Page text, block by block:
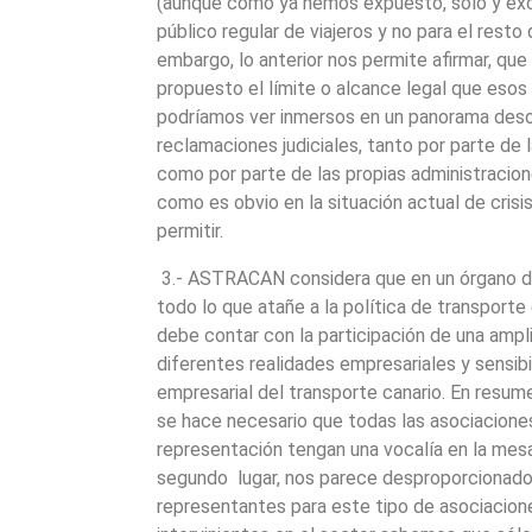
público regular de viajeros y no para el
embargo, lo anterior nos permite afirmar,
propuesto el límite o alcance legal que
podríamos ver inmersos en un panorama
reclamaciones judiciales, tanto por parte de
como por parte de las propias
como es obvio en la situación actual de
permitir.
3.- ASTRACAN considera que en un
todo lo que atañe a la política de transporte
debe contar con la participación de una
diferentes realidades empresariales y
empresarial del transporte canario. En
se hace necesario que todas las
representación tengan una vocalía en la
segundo lugar, nos parece
representantes para este tipo de